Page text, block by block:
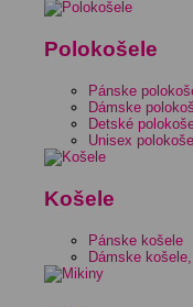
Polokošele
Pánske
Dámske
Detské
Unisex
Košele
Pánske košele
Dámske